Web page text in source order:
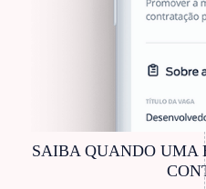
SAIBA QUANDO UMA